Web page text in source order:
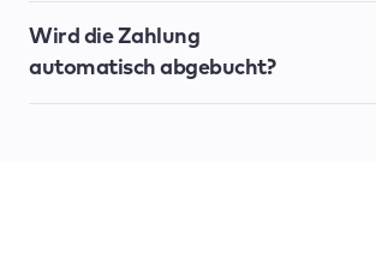
Wird die Zahlung
automatisch abgebucht?